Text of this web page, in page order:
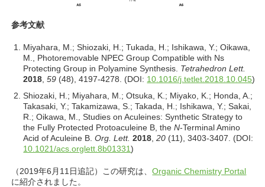
参考文献
Miyahara, M.; Shiozaki, H.; Tukada, H.; Ishikawa, Y.; Oikawa,
M., Photoremovable NPEC Group Compatible with Ns
Protecting Group in Polyamine Synthesis. Tetrahedron Lett.
2018 ,59 (48), 4197-4278. (DOI: 10.1016/j.tetlet.2018.10.045)
Shiozaki, H.; Miyahara, M.; Otsuka, K.; Miyako, K.; Honda, A.;
Takasaki, Y.; Takamizawa, S.; Takada, H.; Ishikawa, Y.; Sakai,
R.; Oikawa, M., Studies on Aculeines: Synthetic Strategy to
the Fully Protected Protoaculeine B, theN-Terminal Amino
Acid of Aculeine B.Org. Lett. 2018 ,20 (11), 3403-3407. (DOI:
10.1021/acs.orglett.8b01331)
（2019年6月11日追記）この研究は、Organic Chemistry Portal
に紹介されました。